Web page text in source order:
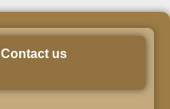
Contact us